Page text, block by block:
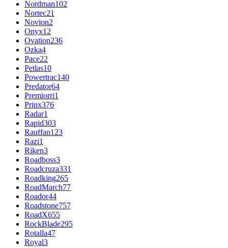
Nordman102
Nortec21
Novion2
Onyx12
Ovation236
Ozka4
Pace22
Petlas10
Powertrac140
Predator64
Premiorri1
Prinx376
Radar1
Rapid303
Rauffan123
Razi1
Riken3
Roadboss3
Roadcruza331
Roadking265
RoadMarch77
Roador44
Roadstone757
RoadX655
RockBlade295
Rotalla47
Royal3